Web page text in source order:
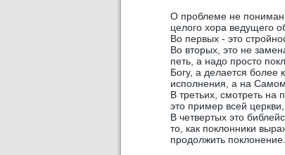
О проблеме не
целого хора ведущего
Во первых - это
Во вторых, это не
петь, а надо просто
Богу, а делается более
исполнения, а на Самом
В третьих, смотреть на
это пример всей
В четвертых это
то, как поклонники
продолжить поклонение.